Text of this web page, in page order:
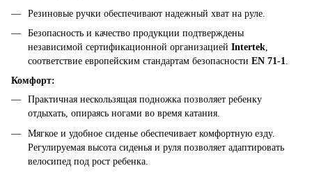
Резиновые ручки обеспечивают надежный хват на руле.
Безопасность и качество продукции подтверждены
независимой сертификационной организацией Intertek
соответствие европейским стандартам безопасности EN 71-1
Комфорт:
Практичная нескользящая подножка позволяет ребенку
отдыхать, опираясь ногами во время катания.
Мягкое и удобное сиденье обеспечивает комфортную езду.
Регулируемая высота сиденья и руля позволяет адаптировать
велосипед под рост ребенка.